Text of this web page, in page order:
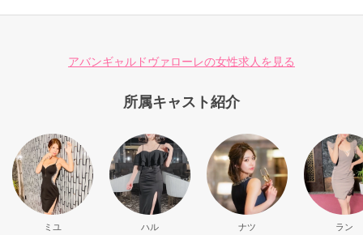
アバンギャルドヴァローレの女性求人を見る
所属キャスト紹介
ミユ ハル ナツ ラン